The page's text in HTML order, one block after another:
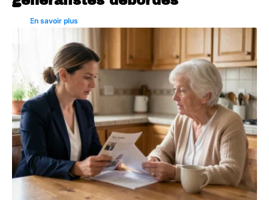
En savoir plus